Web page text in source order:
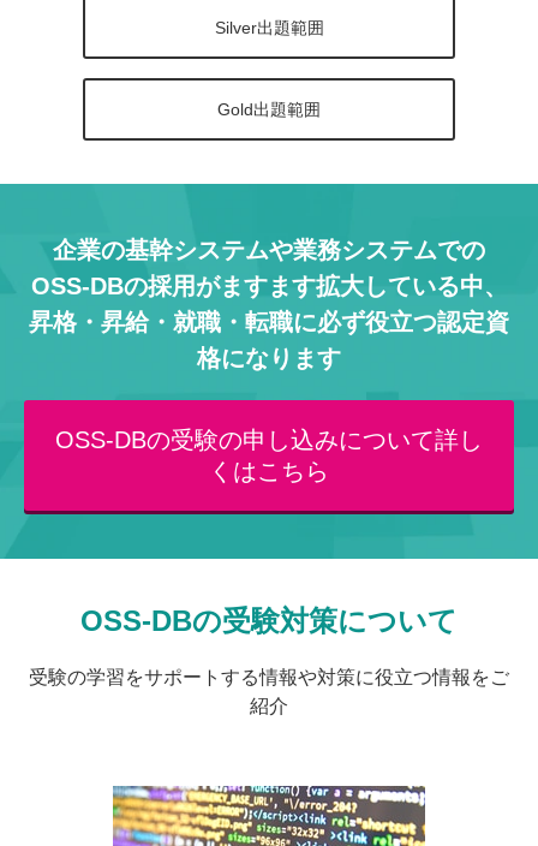
Silver出題範囲
Gold出題範囲
企業の基幹システムや業務システムでの
OSS-DBの採用がますます拡大している中、
昇格・昇給・就職・転職に必ず役立つ認定資
格になります
OSS-DBの受験の申し込みについて詳し
くはこちら
OSS-DBの受験対策について
受験の学習をサポートする情報や対策に役立つ情報をご
紹介